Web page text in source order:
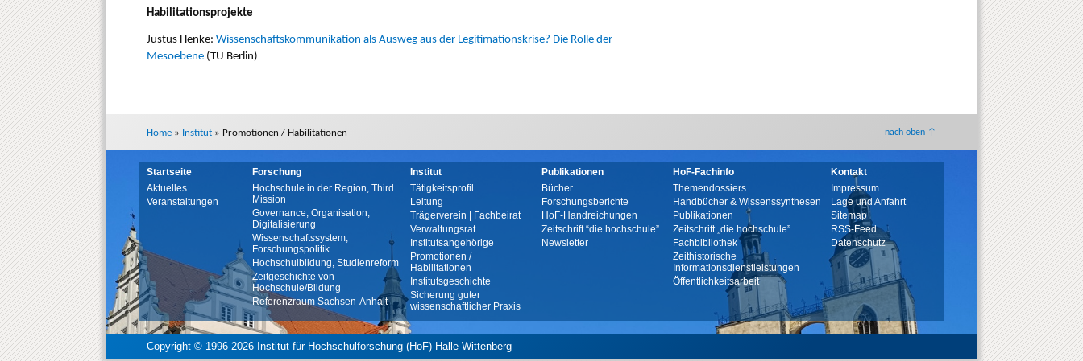
Habilitationsprojekte
Justus Henke: Wissenschaftskommunikation als Ausweg aus der Legitimationskrise? Die Rolle der
Mesoebene (TU Berlin)
nach oben ↑
Home » Institut » Promotionen / Habilitationen
Startseite
Aktuelles
Veranstaltungen
Forschung
Hochschule in der Region, Third
Mission
Governance, Organisation,
Digitalisierung
Wissenschaftssystem,
Forschungspolitik
Hochschulbildung, Studienreform
Zeitgeschichte von
Hochschule/Bildung
Referenzraum Sachsen-Anhalt
Institut
Tätigkeitsprofil
Leitung
Trägerverein | Fachbeirat
Verwaltungsrat
Institutsangehörige
Promotionen /
Habilitationen
Institutsgeschichte
Sicherung guter
wissenschaftlicher Praxis
Publikationen
Bücher
Forschungsberichte
HoF-Handreichungen
Zeitschrift “die hochschule”
Newsletter
HoF-Fachinfo
Themendossiers
Handbücher & Wissenssynthesen
Publikationen
Zeitschrift „die hochschule”
Fachbibliothek
Zeithistorische
Informationsdienstleistungen
Öffentlichkeitsarbeit
Kontakt
Impressum
Lage und Anfahrt
Sitemap
RSS-Feed
Datenschutz
Copyright © 1996-2026 Institut für Hochschulforschung (HoF) Halle-Wittenberg